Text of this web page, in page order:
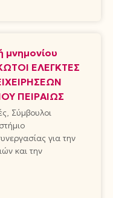
ΕΛΕΓΚΤΕΣ
ΠΕΙΡΑΙΩΣ
Σύμβουλοι
για την
και την